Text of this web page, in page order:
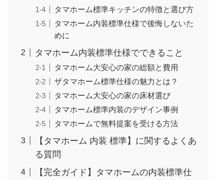
タマホーム標準キッチンの特徴と選び方
タマホーム内装標準仕様で後悔しないた
めに
タマホーム内装標準仕様でできること
タマホーム大安心の家の総額と費用
ザタマホーム標準仕様の魅力とは？
タマホーム大安心の家の床材選び
タマホーム標準内装のデザイン事例
タマホームで無料提案を受ける方法
【タマホーム 内装 標準】に関するよくあ
る質問
【完全ガイド】タマホームの内装標準仕